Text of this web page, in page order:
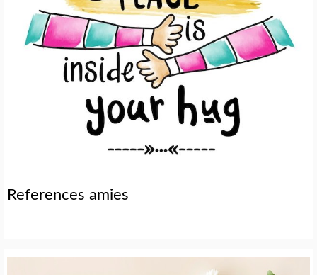
References amies